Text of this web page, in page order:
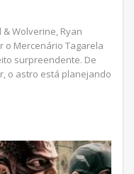
Wolverine, Ryan
o Mercenário Tagarela
surpreendente. De
o astro está planejando